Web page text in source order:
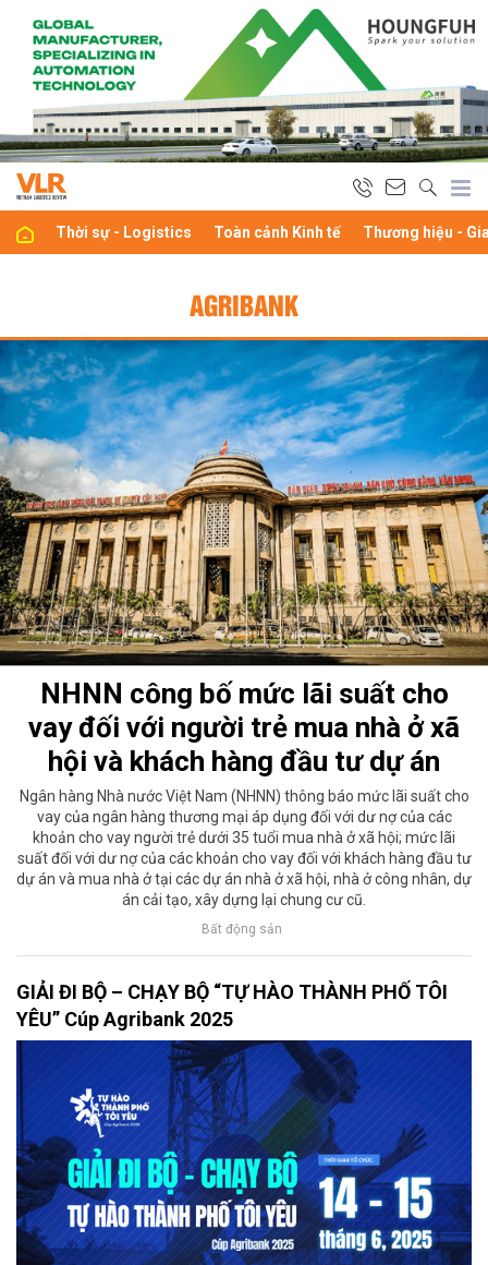
Thời sự - Logistics Toàn cảnh Kinh tế Thương hiệu -
AGRIBANK
NHNN công bố mức lãi suất cho
vay đối với người trẻ mua nhà ở xã
hội và khách hàng đầu tư dự án
Ngân hàng Nhà nước Việt Nam (NHNN) thông báo mức lãi suất cho
vay của ngân hàng thương mại áp dụng đối với dư nợ của các
khoản cho vay người trẻ dưới 35 tuổi mua nhà ở xã hội; mức lãi
suất đối với dư nợ của các khoản cho vay đối với khách hàng đầu tư
dự án và mua nhà ở tại các dự án nhà ở xã hội, nhà ở công nhân, dự
án cải tạo, xây dựng lại chung cư cũ.
Bất động sản
GIẢI ĐI BỘ – CHẠY BỘ “TỰ HÀO THÀNH PHỐ TÔI
YÊU” Cúp Agribank 2025